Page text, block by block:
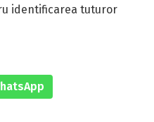
identificarea tuturor